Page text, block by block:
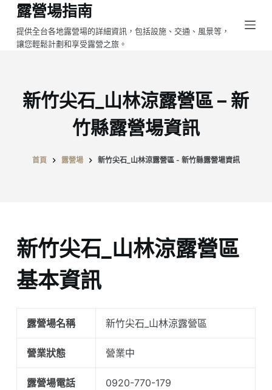
跳
至
主
露營場指南
提供全台各地露營場的詳細資訊，包括設施、交通、風景等，
讓您輕鬆計劃和享受露營之旅。
新竹尖石_山林涼露營區 – 新
竹縣露營場資訊
首頁 露營場 新竹尖石_山林涼露營區 - 新竹縣露營場資訊
新竹尖石_山林涼露營區
基本資訊
露營場名稱 新竹尖石_山林涼露營區
營業狀態 營業中
露營場電話 0920-770-179